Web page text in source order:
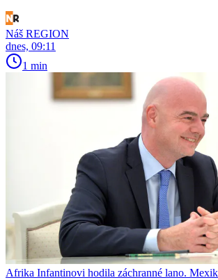
Náš REGION
dnes, 09:11
1 min
Afrika Infantinovi hodila záchranné lano.